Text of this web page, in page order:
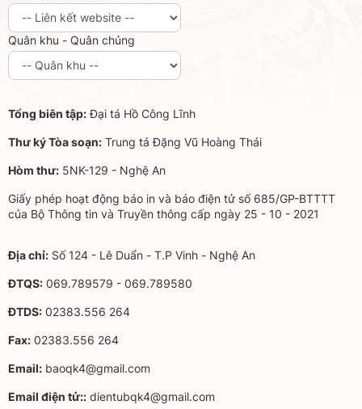
Quân khu - Quân chủng
Tổng biên tập:Đại tá Hồ Công Lĩnh
Thư ký Tòa soạn: Trung tá Đặng Vũ Hoàng Thái
Hòm thư: 5NK-129 - Nghệ An
Giấy phép hoạt động báo in và báo điện tử số 685/GP-BTTTT
của Bộ Thông tin và Truyền thông cấp ngày 25 - 10 - 2021
Địa chỉ: Số 124 - Lê Duẩn - T.P Vinh - Nghệ An
ĐTQS: 069.789579 - 069.789580
ĐTDS: 02383.556 264
Fax: 02383.556 264
Email: baoqk4@gmail.com
Email điện tử:: dientubqk4@gmail.com